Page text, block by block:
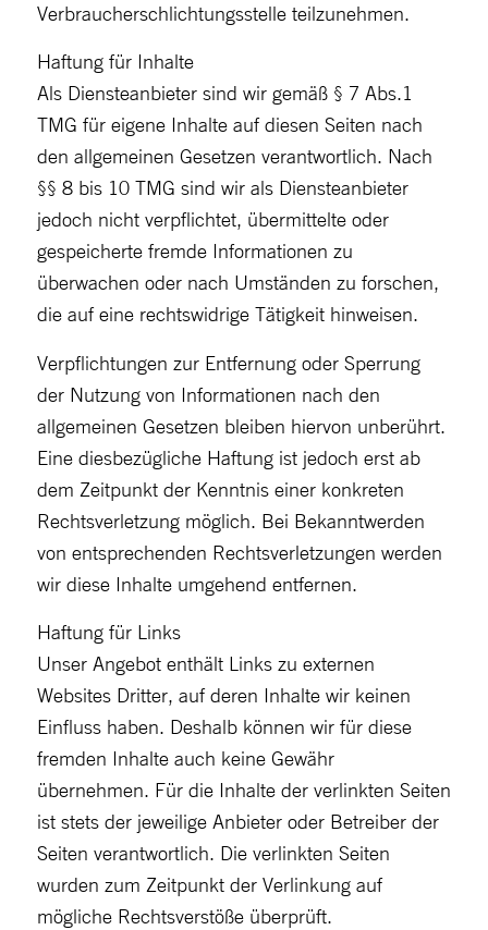
Verbraucherschlichtungsstelle teilzunehmen.
Haftung für Inhalte
Als Diensteanbieter sind wir gemäß § 7 Abs.1
TMG für eigene Inhalte auf diesen Seiten nach
den allgemeinen Gesetzen verantwortlich. Nach
§§ 8 bis 10 TMG sind wir als Diensteanbieter
jedoch nicht verpflichtet, übermittelte oder
gespeicherte fremde Informationen zu
überwachen oder nach Umständen zu forschen,
die auf eine rechtswidrige Tätigkeit hinweisen.
Verpflichtungen zur Entfernung oder Sperrung
der Nutzung von Informationen nach den
allgemeinen Gesetzen bleiben hiervon unberührt.
Eine diesbezügliche Haftung ist jedoch erst ab
dem Zeitpunkt der Kenntnis einer konkreten
Rechtsverletzung möglich. Bei Bekanntwerden
von entsprechenden Rechtsverletzungen werden
wir diese Inhalte umgehend entfernen.
Haftung für Links
Unser Angebot enthält Links zu externen
Websites Dritter, auf deren Inhalte wir keinen
Einfluss haben. Deshalb können wir für diese
fremden Inhalte auch keine Gewähr
übernehmen. Für die Inhalte der verlinkten Seiten
ist stets der jeweilige Anbieter oder Betreiber der
Seiten verantwortlich. Die verlinkten Seiten
wurden zum Zeitpunkt der Verlinkung auf
mögliche Rechtsverstöße überprüft.